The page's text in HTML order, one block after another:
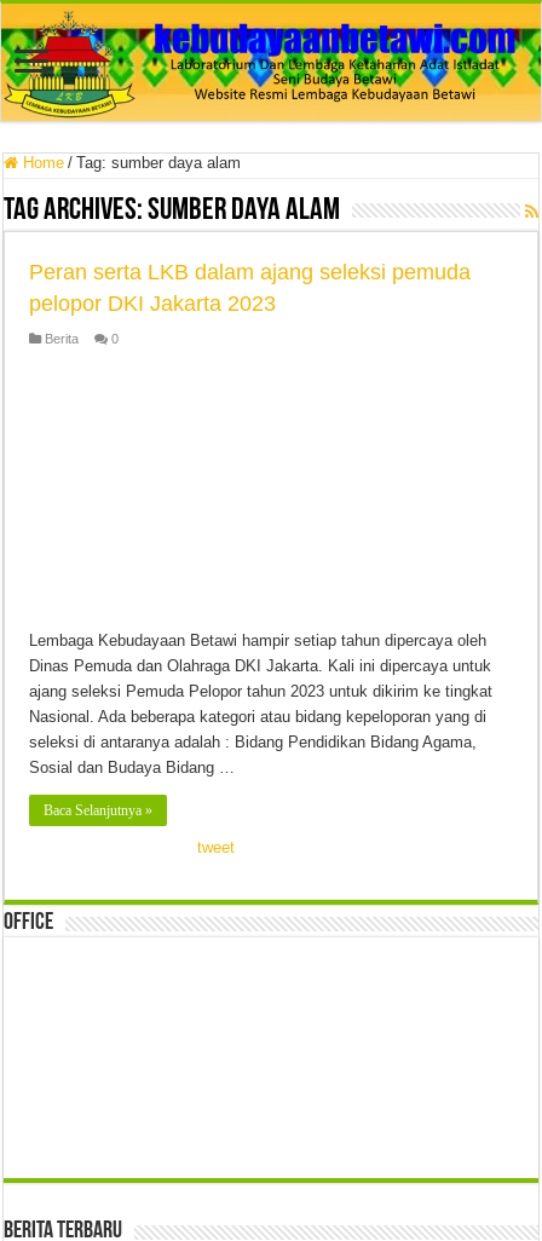
Home / Tag:sumber daya alam
Tag Archives:sumber daya alam
Peran serta LKB dalam ajang seleksi pemuda
pelopor DKI Jakarta 2023
Berita 0
Lembaga Kebudayaan Betawi hampir setiap tahun dipercaya oleh
Dinas Pemuda dan Olahraga DKI Jakarta. Kali ini dipercaya untuk
ajang seleksi Pemuda Pelopor tahun 2023 untuk dikirim ke tingkat
Nasional. Ada beberapa kategori atau bidang kepeloporan yang di
seleksi di antaranya adalah : Bidang Pendidikan Bidang Agama,
Sosial dan Budaya Bidang …
Baca Selanjutnya »
tweet
Office
Berita Terbaru